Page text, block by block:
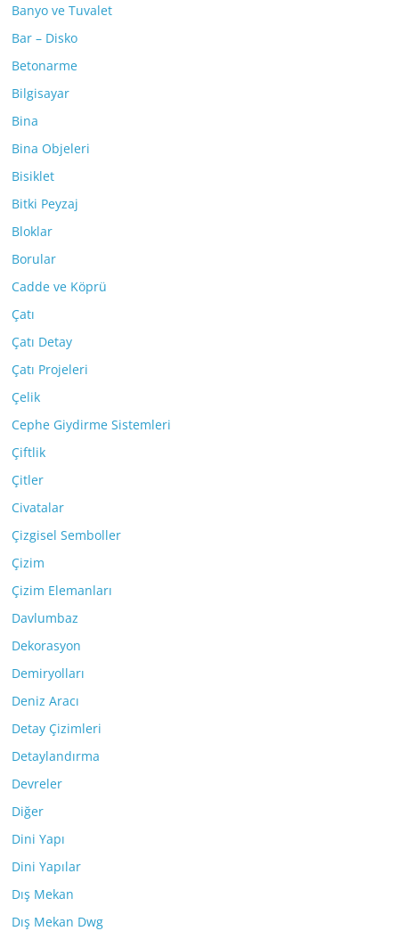
Banyo ve Tuvalet
Bar – Disko
Betonarme
Bilgisayar
Bina
Bina Objeleri
Bisiklet
Bitki Peyzaj
Bloklar
Borular
Cadde ve Köprü
Çatı
Çatı Detay
Çatı Projeleri
Çelik
Cephe Giydirme Sistemleri
Çiftlik
Çitler
Civatalar
Çizgisel Semboller
Çizim
Çizim Elemanları
Davlumbaz
Dekorasyon
Demiryolları
Deniz Aracı
Detay Çizimleri
Detaylandırma
Devreler
Diğer
Dini Yapı
Dini Yapılar
Dış Mekan
Dış Mekan Dwg